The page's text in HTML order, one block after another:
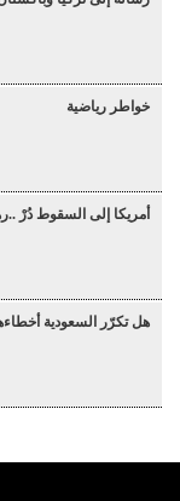
خواطر رياضية
أمريكا إلى السقوط دُرْ
هل تكرّر السعودية